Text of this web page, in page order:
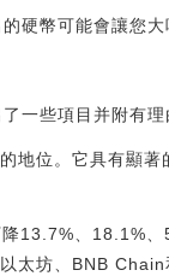
硬幣可能會讓您大
些項目并附有理
地位。它具有顯
13.7%、18.1%
太坊、BNB